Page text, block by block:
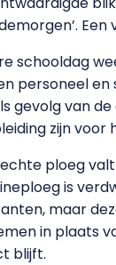
schooldag
personeel
gevolg van
zijn voor
ploeg
is
maar
in plaats
blijft.